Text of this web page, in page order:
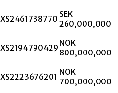
XS2461738770 SEK
260,000,000
XS2194790429 NOK
800,000,000
XS2223676201 NOK
700,000,000